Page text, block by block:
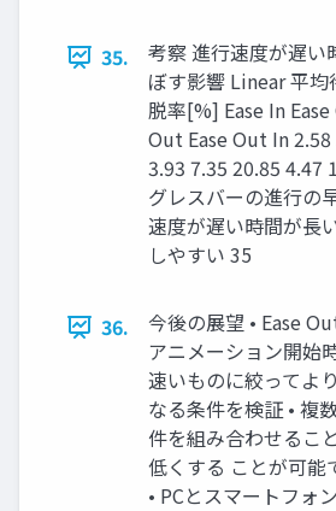
35.
考察 進行速度が遅い
ぼす影響 Linear 平
脱率[%] Ease In
Out Ease Out In
3.93 7.35 20.85 4.47
グレスバーの進行の
速度が遅い時間が長
しやすい 35
36.
今後の展望 • Ease
アニメーション開始
速いものに絞ってよ
なる条件を検証 • 複
件を組み合わせるこ
低くする ことが可能
• PCとスマートフォ